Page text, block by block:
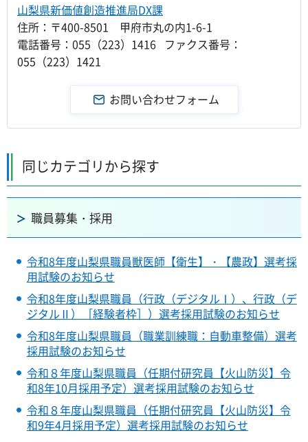
山梨県新価値創造推進局DX課
住所：〒400-8501 甲府市丸の内1-6-1
電話番号：055（223）1416 ファクス番号：
055（223）1421
同じカテゴリから探す
職員募集・採用
令和8年度山梨県職員獣医師【衛生】・【農政】選考採
用試験のお知らせ
令和8年度山梨県職員（行政（デジタルⅠ）、行政（デ
ジタルⅡ）［経験者枠］）選考採用試験のお知らせ
令和8年度山梨県職員（職業訓練職：自動車整備）選考
採用試験のお知らせ
令和８年度山梨県職員（任期付研究員【火山防災】令
和8年10月採用予定）選考採用試験のお知らせ
令和８年度山梨県職員（任期付研究員【火山防災】令
和9年4月採用予定）選考採用試験のお知らせ